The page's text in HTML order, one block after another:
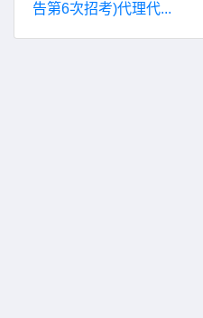
告第6次招考)代理代...